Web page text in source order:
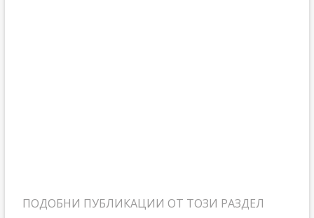
ПОДОБНИ ПУБЛИКАЦИИ ОТ ТОЗИ РАЗДЕЛ